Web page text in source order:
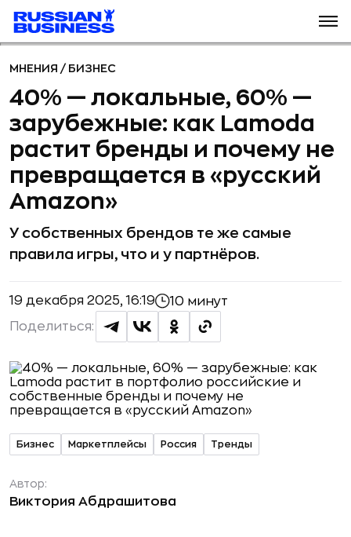
МНЕНИЯ / БИЗНЕС
40% — локальные, 60% —
зарубежные: как Lamoda
растит бренды и почему не
превращается в «русский
Amazon»
У собственных брендов те же самые
правила игры, что и у партнёров.
19 декабря 2025, 16:19 10 минут
Поделиться:
Бизнес Маркетплейсы Россия Тренды
Автор:
Виктория Абдрашитова